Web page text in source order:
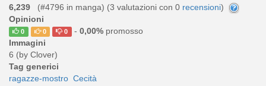
6,239
(#4796 in manga) (3 valutazioni con 0 recensioni)
Opinioni
0 0 0 - 0,00%promosso
Immagini
6 (by Clover)
Tag generici
ragazze-mostro Cecità